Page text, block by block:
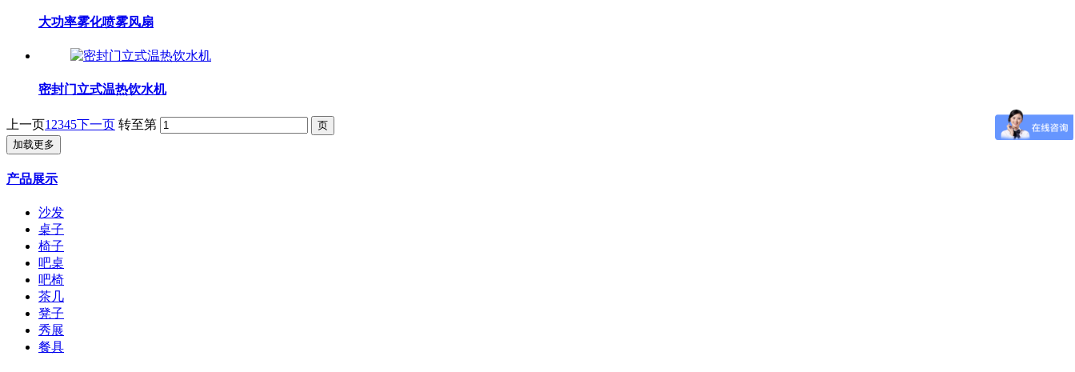
大功率雾化喷雾风扇
密封门立式温热饮水机
上一页1 2345下一页 转至第
加载更多
产品展示
沙发
桌子
椅子
吧桌
吧椅
茶几
凳子
秀展
餐具